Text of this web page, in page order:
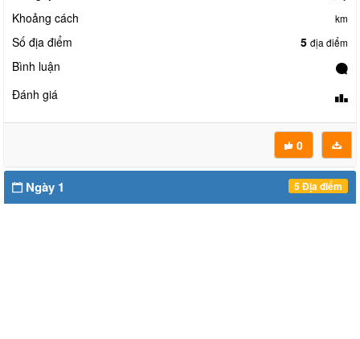
Khoảng cách km
Số địa điểm 5 địa điểm
Bình luận
Đánh giá
0
Ngày 1 5 Địa điểm